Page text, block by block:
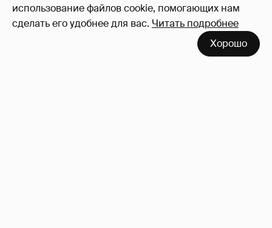
использование файлов cookie, помогающих нам
сделать его удобнее для вас. Читать подробнее
Хорошо